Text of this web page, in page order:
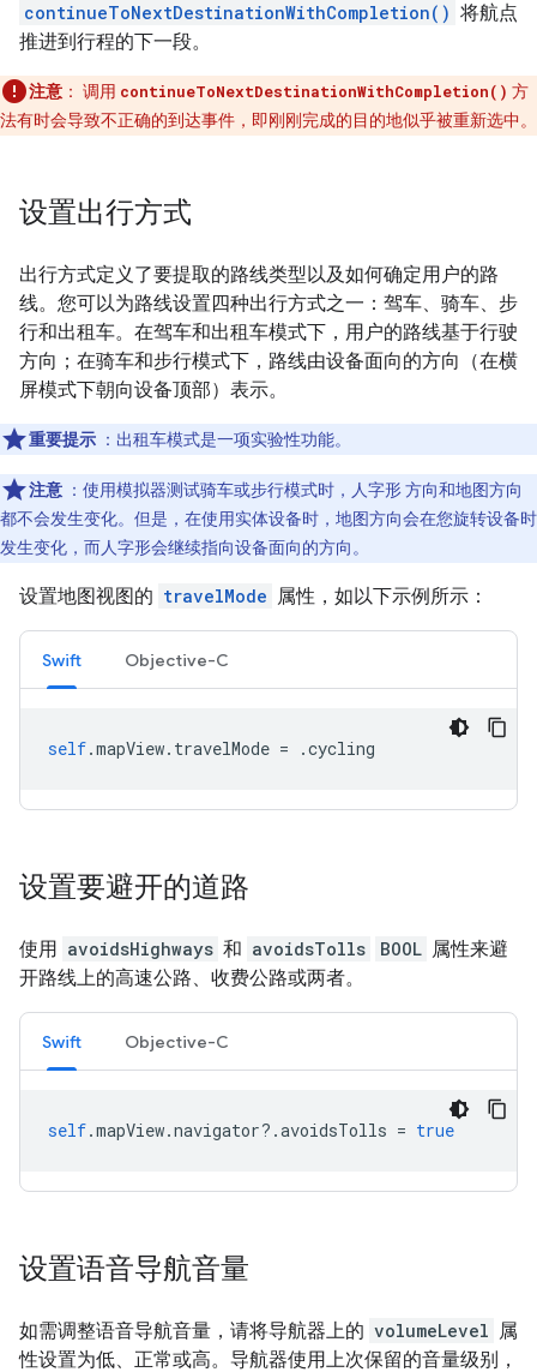
continueToNextDestinationWithCompletion() 将航点
推进到行程的下一段。
注意 ： 调用 continueToNextDestinationWithCompletion() 方
法有时会导致不正确的到达事件，即刚刚完成的目的地似乎被重新选中。
设置出行方式
出行方式定义了要提取的路线类型以及如何确定用户的路
线。您可以为路线设置四种出行方式之一：驾车、骑车、步
行和出租车。在驾车和出租车模式下，用户的路线基于行驶
方向；在骑车和步行模式下，路线由设备面向的方向（在横
屏模式下朝向设备顶部）表示。
重要提示 ：出租车模式是一项实验性功能。
注意 ：使用模拟器测试骑车或步行模式时，人字形 方向和地图方向
都不会发生变化。但是，在使用实体设备时，地图方向会在您旋转设备时
发生变化，而人字形会继续指向设备面向的方向。
设置地图视图的 travelMode 属性，如以下示例所示：
Swift Objective-C
self.mapView. travelMode = .cycling
设置要避开的道路
使用 avoidsHighways 和 avoidsTolls BOOL 属性来避
开路线上的高速公路、收费公路或两者。
Swift Objective-C
self.mapView.navigator?.avoidsTolls = true
设置语音导航音量
如需调整语音导航音量，请将导航器上的 volumeLevel 属
性设置为低、正常或高。导航器使用上次保留的音量级别，